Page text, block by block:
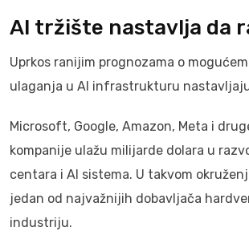
AI tržište nastavlja da
Uprkos ranijim prognozama o
ulaganja u AI infrastrukturu
Microsoft, Google, Amazon, Meta i
kompanije ulažu milijarde dolara u
centara i AI sistema. U takvom
jedan od najvažnijih dobavljača
industriju.